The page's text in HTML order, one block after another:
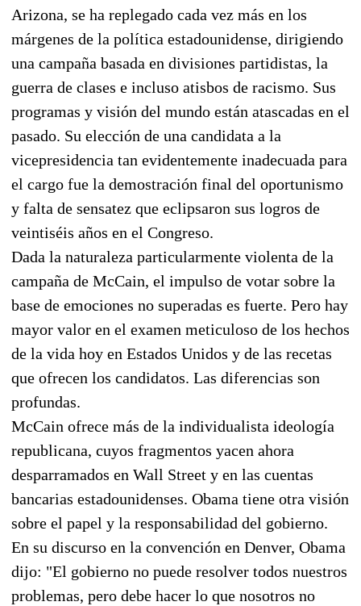
Arizona, se ha replegado cada vez más en los
márgenes de la política estadounidense, dirigiendo
una campaña basada en divisiones partidistas, la
guerra de clases e incluso atisbos de racismo. Sus
programas y visión del mundo están atascadas en el
pasado. Su elección de una candidata a la
vicepresidencia tan evidentemente inadecuada para
el cargo fue la demostración final del oportunismo
y falta de sensatez que eclipsaron sus logros de
veintiséis años en el Congreso.
Dada la naturaleza particularmente violenta de la
campaña de McCain, el impulso de votar sobre la
base de emociones no superadas es fuerte. Pero hay
mayor valor en el examen meticuloso de los hechos
de la vida hoy en Estados Unidos y de las recetas
que ofrecen los candidatos. Las diferencias son
profundas.
McCain ofrece más de la individualista ideología
republicana, cuyos fragmentos yacen ahora
desparramados en Wall Street y en las cuentas
bancarias estadounidenses. Obama tiene otra visión
sobre el papel y la responsabilidad del gobierno.
En su discurso en la convención en Denver, Obama
dijo: "El gobierno no puede resolver todos nuestros
problemas, pero debe hacer lo que nosotros no